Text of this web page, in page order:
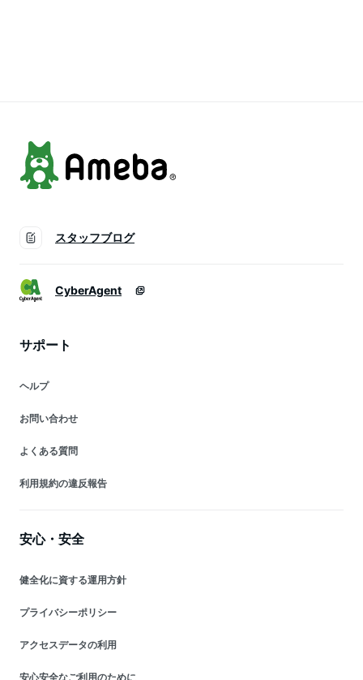
スタッフブログ
CyberAgent
サポート
ヘルプ
お問い合わせ
よくある質問
利用規約の違反報告
安心・安全
健全化に資する運用方針
プライバシーポリシー
アクセスデータの利用
安心安全なご利用のために